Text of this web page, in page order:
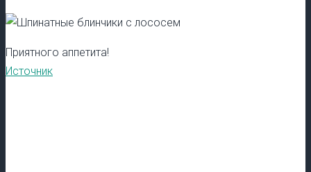
Приятного аппетита!
Источник